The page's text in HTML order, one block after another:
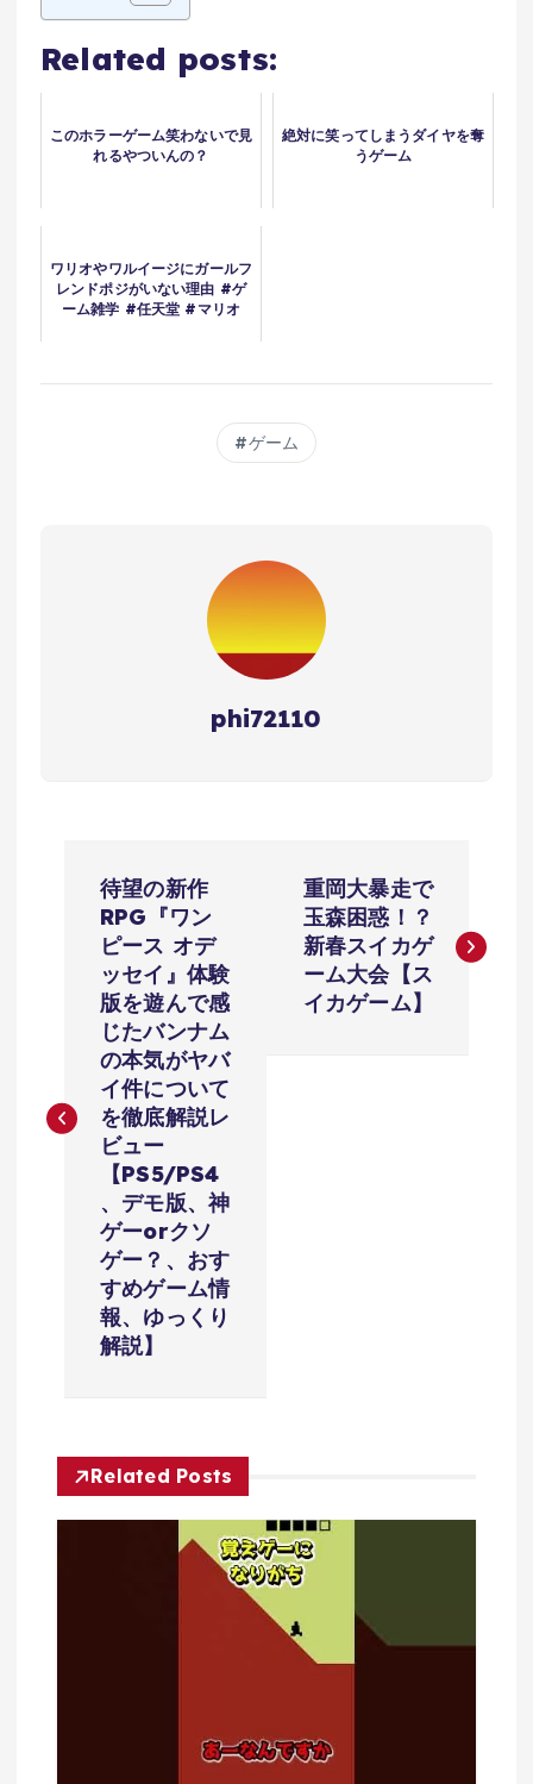
Related posts:
このホラーゲーム笑わないで見
れるやついんの？
絶対に笑ってしまうダイヤを奪
うゲーム
ワリオやワルイージにガールフ
レンドポジがいない理由 #ゲ
ーム雑学 #任天堂 #マリオ
ゲーム
phi72110
ゲ
待望の新作
RPG『ワン
ピース オデ
ッセイ』体験
版を遊んで感
じたバンナム
の本気がヤバ
イ件について
を徹底解説レ
ビュー
【PS5/PS4
、デモ版、神
ゲーorクソ
ゲー？、おす
すめゲーム情
報、ゆっくり
解説】
重岡大暴走で
玉森困惑！？
新春スイカゲ
ーム大会【ス
イカゲーム】
Related Posts